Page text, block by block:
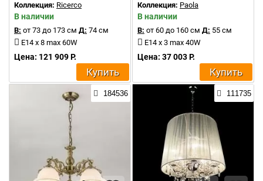
Коллекция: Ricerco
В наличии
В: от 73 до 173 см Д: 74 см
E14 x 8 max 60W
Цена: 121 909 Р.
Купить
Коллекция: Paola
В наличии
В: от 60 до 160 см Д: 55 см
E14 x 3 max 40W
Цена: 37 003 Р.
Купить
184536 111735